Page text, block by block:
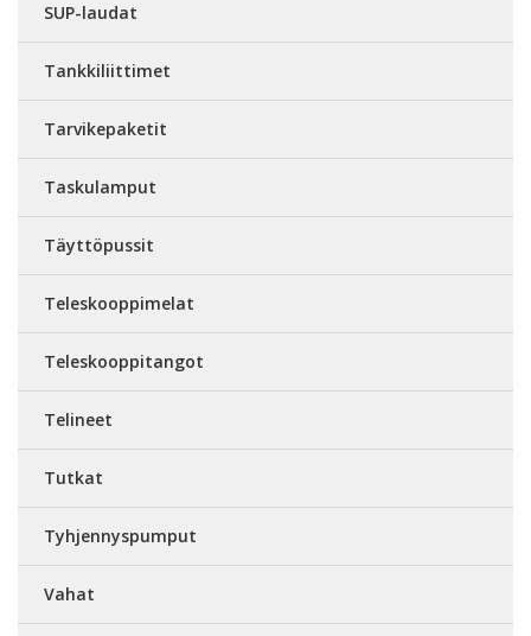
SUP-laudat
Tankkiliittimet
Tarvikepaketit
Taskulamput
Täyttöpussit
Teleskooppimelat
Teleskooppitangot
Telineet
Tutkat
Tyhjennyspumput
Vahat